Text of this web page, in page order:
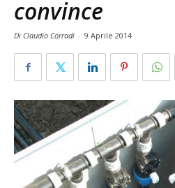
convince
Di Claudio Corradi - 9 Aprile 2014